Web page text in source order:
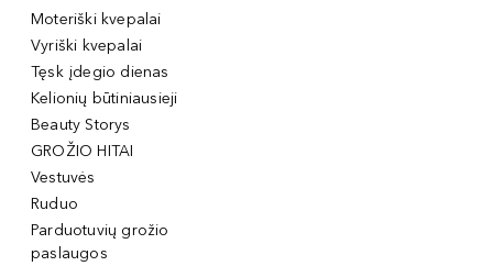
Moteriški kvepalai
Vyriški kvepalai
Tęsk įdegio dienas
Kelionių būtiniausieji
Beauty Storys
GROŽIO HITAI
Vestuvės
Ruduo
Parduotuvių grožio
paslaugos